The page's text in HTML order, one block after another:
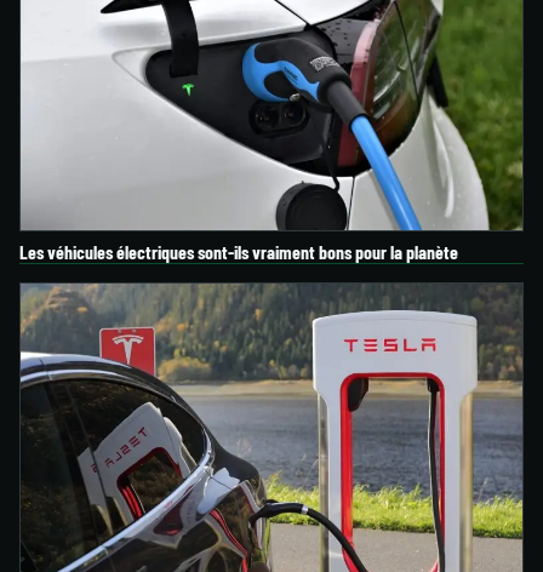
Les véhicules électriques sont-ils vraiment bons pour la planète